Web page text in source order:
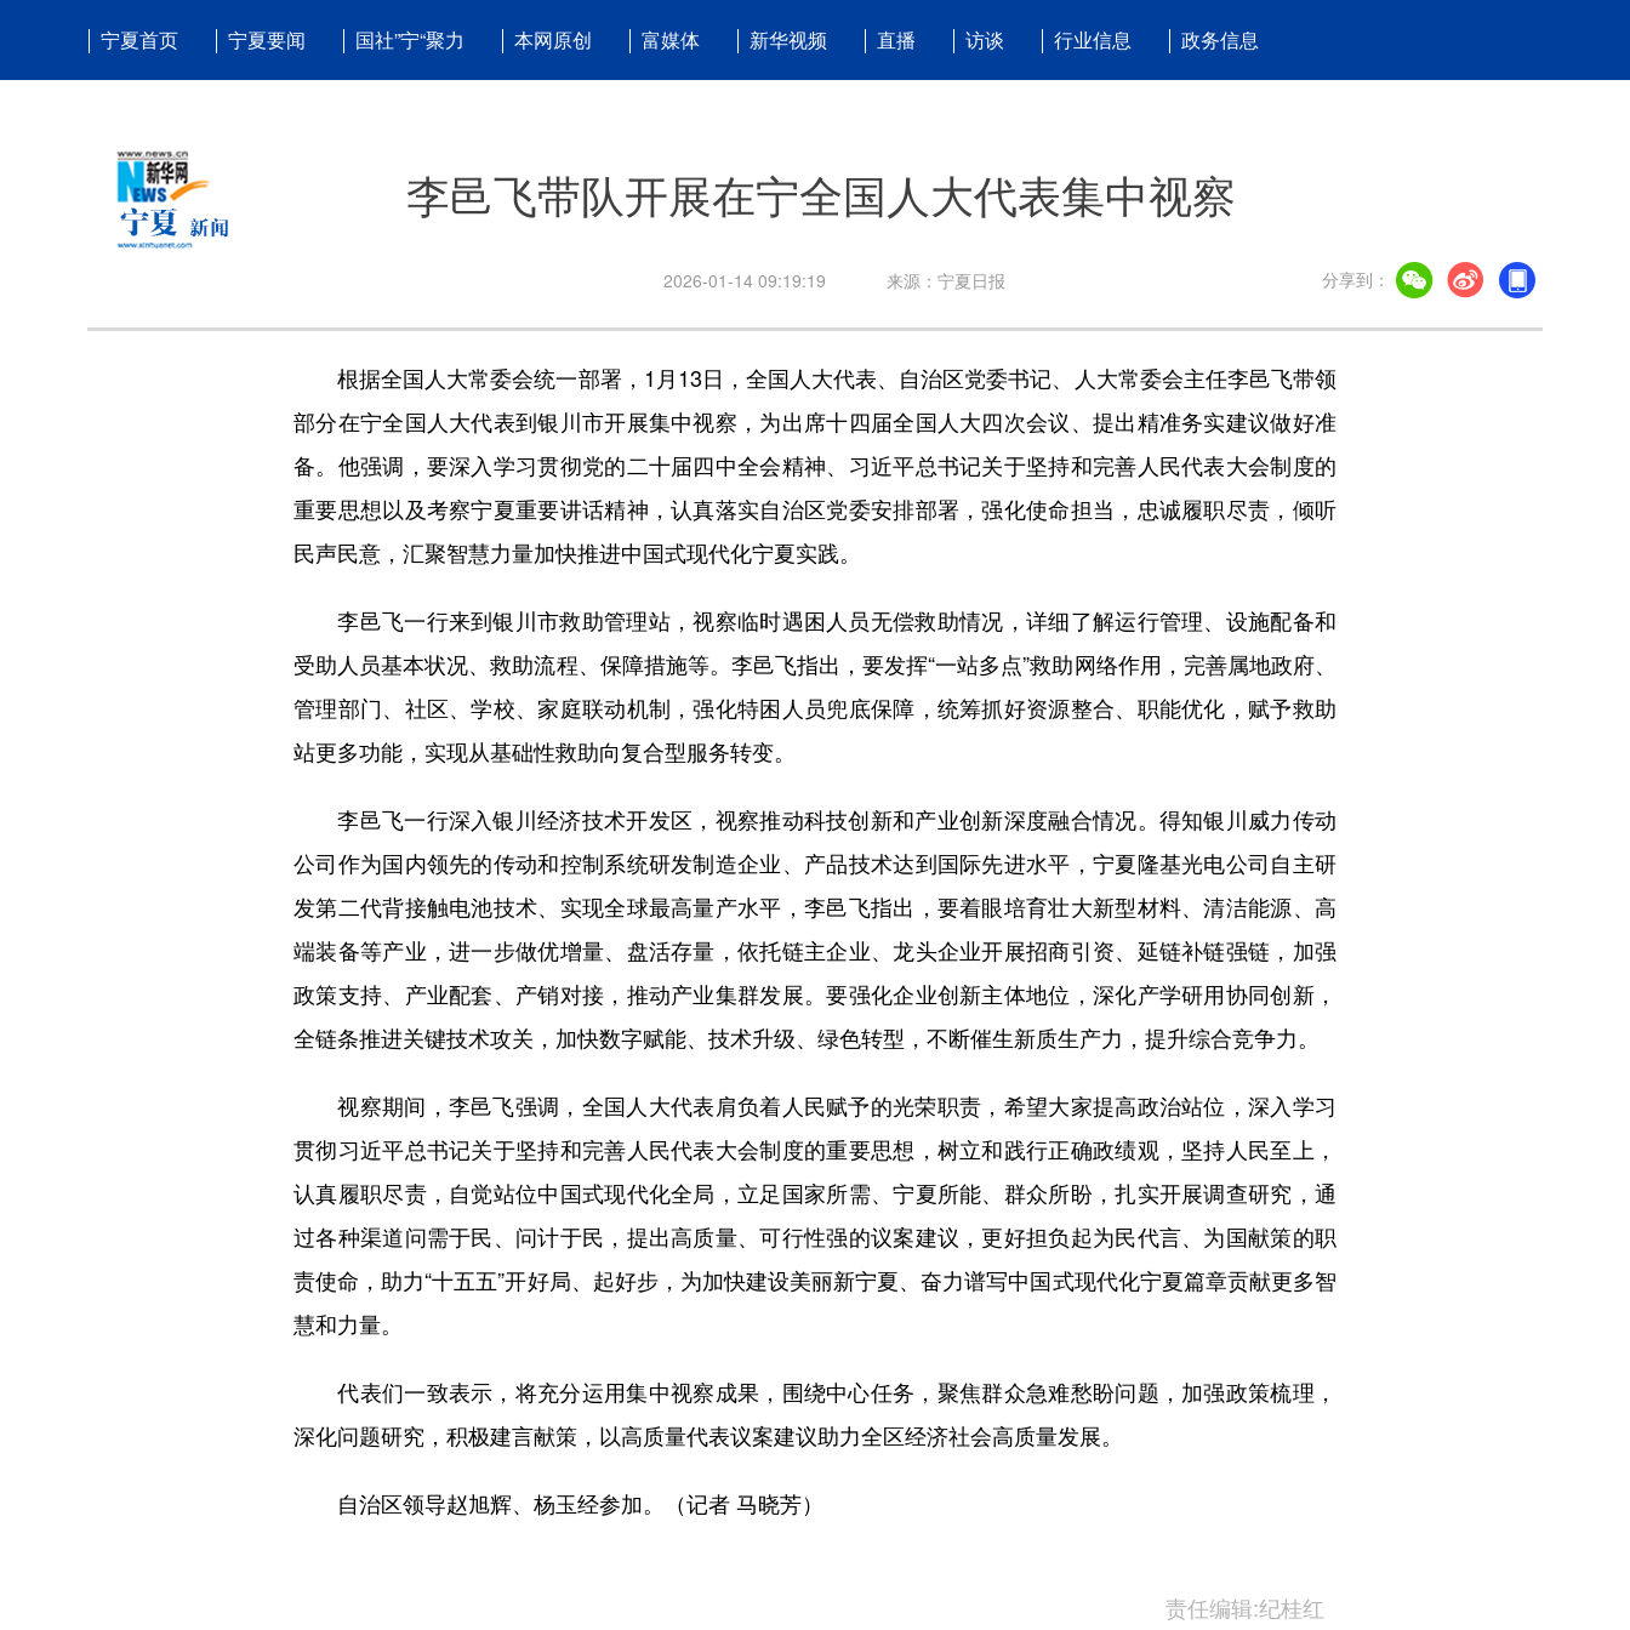
宁夏首页 宁夏要闻 国社”宁“聚力 本网原创 富媒体 新华视频 直播 访谈 行业信息 政务信息
李邑飞带队开展在宁全国人大代表集中视察
2026-01-14 09:19:19 来源：宁夏日报 分享到：
根据全国人大常委会统一部署，1月13日，全国人大代表、自治区党委书记、人大常委会主任李邑飞带领
部分在宁全国人大代表到银川市开展集中视察，为出席十四届全国人大四次会议、提出精准务实建议做好准
备。他强调，要深入学习贯彻党的二十届四中全会精神、习近平总书记关于坚持和完善人民代表大会制度的
重要思想以及考察宁夏重要讲话精神，认真落实自治区党委安排部署，强化使命担当，忠诚履职尽责，倾听
民声民意，汇聚智慧力量加快推进中国式现代化宁夏实践。
李邑飞一行来到银川市救助管理站，视察临时遇困人员无偿救助情况，详细了解运行管理、设施配备和
受助人员基本状况、救助流程、保障措施等。李邑飞指出，要发挥“一站多点”救助网络作用，完善属地政府、
管理部门、社区、学校、家庭联动机制，强化特困人员兜底保障，统筹抓好资源整合、职能优化，赋予救助
站更多功能，实现从基础性救助向复合型服务转变。
李邑飞一行深入银川经济技术开发区，视察推动科技创新和产业创新深度融合情况。得知银川威力传动
公司作为国内领先的传动和控制系统研发制造企业、产品技术达到国际先进水平，宁夏隆基光电公司自主研
发第二代背接触电池技术、实现全球最高量产水平，李邑飞指出，要着眼培育壮大新型材料、清洁能源、高
端装备等产业，进一步做优增量、盘活存量，依托链主企业、龙头企业开展招商引资、延链补链强链，加强
政策支持、产业配套、产销对接，推动产业集群发展。要强化企业创新主体地位，深化产学研用协同创新，
全链条推进关键技术攻关，加快数字赋能、技术升级、绿色转型，不断催生新质生产力，提升综合竞争力。
视察期间，李邑飞强调，全国人大代表肩负着人民赋予的光荣职责，希望大家提高政治站位，深入学习
贯彻习近平总书记关于坚持和完善人民代表大会制度的重要思想，树立和践行正确政绩观，坚持人民至上，
认真履职尽责，自觉站位中国式现代化全局，立足国家所需、宁夏所能、群众所盼，扎实开展调查研究，通
过各种渠道问需于民、问计于民，提出高质量、可行性强的议案建议，更好担负起为民代言、为国献策的职
责使命，助力“十五五”开好局、起好步，为加快建设美丽新宁夏、奋力谱写中国式现代化宁夏篇章贡献更多智
慧和力量。
代表们一致表示，将充分运用集中视察成果，围绕中心任务，聚焦群众急难愁盼问题，加强政策梳理，
深化问题研究，积极建言献策，以高质量代表议案建议助力全区经济社会高质量发展。
自治区领导赵旭辉、杨玉经参加。（记者 马晓芳）
责任编辑:纪桂红